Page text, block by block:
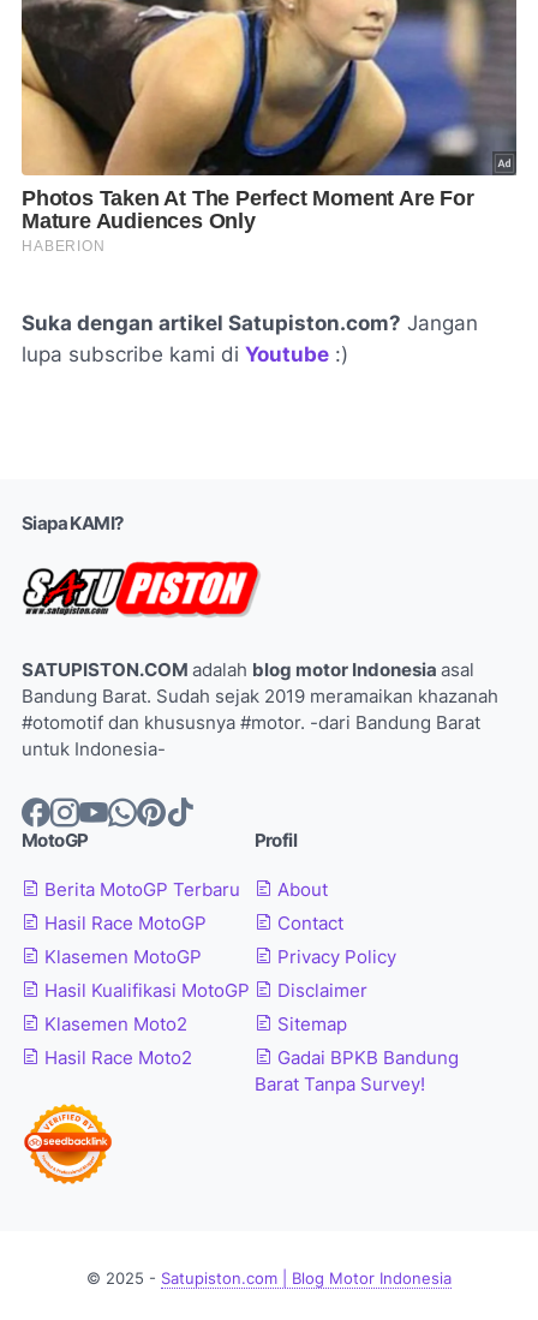
Suka dengan artikel Satupiston.com? Jangan
lupa subscribe kami di Youtube :)
Siapa KAMI?
SATUPISTON.COM adalah blog motor Indonesia asal
Bandung Barat. Sudah sejak 2019 meramaikan khazanah
#otomotif dan khususnya #motor. -dari Bandung Barat
untuk Indonesia-
MotoGP
Berita MotoGP Terbaru
Hasil Race MotoGP
Klasemen MotoGP
Hasil Kualifikasi MotoGP
Klasemen Moto2
Hasil Race Moto2
Profil
About
Contact
Privacy Policy
Disclaimer
Sitemap
Gadai BPKB Bandung
Barat Tanpa Survey!
© 2025 - Satupiston.com | Blog Motor Indonesia